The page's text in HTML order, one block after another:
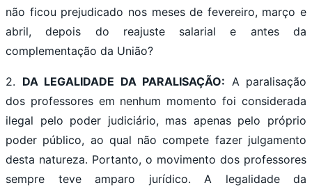
não ficou prejudicado nos meses de fevereiro, março e
abril, depois do reajuste salarial e antes da
complementação da União?
2. DA LEGALIDADE DA PARALISAÇÃO: A paralisação
dos professores em nenhum momento foi considerada
ilegal pelo poder judiciário, mas apenas pelo próprio
poder público, ao qual não compete fazer julgamento
desta natureza. Portanto, o movimento dos professores
sempre teve amparo jurídico. A legalidade da